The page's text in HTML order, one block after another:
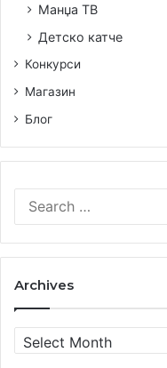
Манџа ТВ
Детско катче
Конкурси
Магазин
Блог
Archives
Archives